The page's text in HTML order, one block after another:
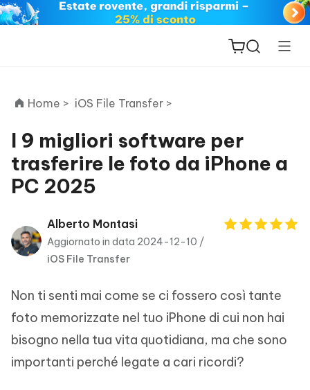
ReiBoot
for iOS
PDNob
PDF
Editor
New
iAnyGo
Home > iOS File Transfer >
I 9 migliori software per
trasferire le foto da iPhone a
PC 2025
Alberto Montasi
Aggiornato in data 2024-12-10 /
iOS File Transfer
Non ti senti mai come se ci fossero così tante
foto memorizzate nel tuo iPhone di cui non hai
bisogno nella tua vita quotidiana, ma che sono
importanti perché legate a cari ricordi?